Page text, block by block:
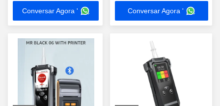
Conversar Agora ' Conversar Agora '